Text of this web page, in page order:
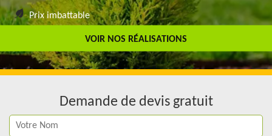
VOIR NOS RÉALISATIONS
Prix imbattable
Travail de qualité
Demande de devis gratuit